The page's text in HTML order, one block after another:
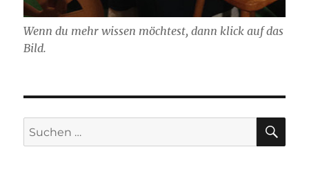
Wenn du mehr wissen möchtest, dann klick auf das
Bild.
Suchen
nach: